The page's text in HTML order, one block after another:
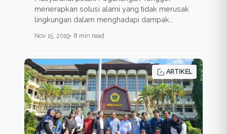
menerapkan solusi alami yang tidak merusak
lingkungan dalam menghadapi dampak
Nov 15, 2019 8 min read
ARTIKEL